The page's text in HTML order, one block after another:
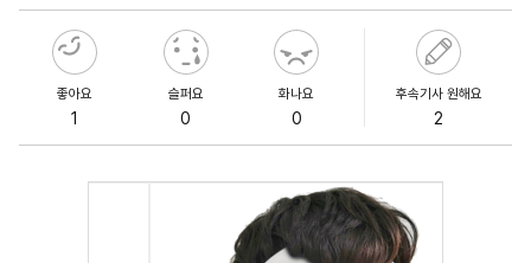
좋아요
1
슬퍼요
0
화나요
0
후속기사 원해요
2